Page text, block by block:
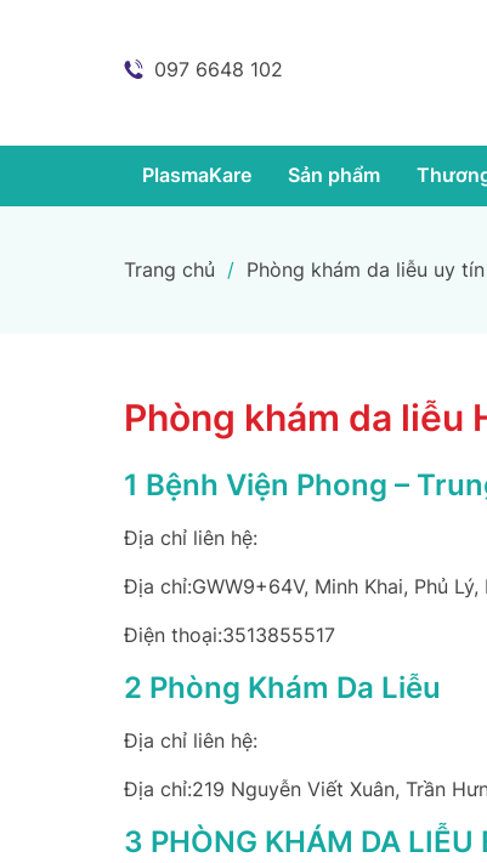
097 6648 102
PlasmaKare Sản phẩm
Trang chủ / Phòng khám da liễu uy tín
Phòng khám da liễu
1 Bệnh Viện Phong –
Địa chỉ liên hệ:
Địa chỉ:GWW9+64V, Minh Khai, Phủ
Điện thoại:3513855517
2 Phòng Khám Da Liễu
Địa chỉ liên hệ:
Địa chỉ:219 Nguyễn Viết Xuân, Trần
3 PHÒNG KHÁM DA LIỄU